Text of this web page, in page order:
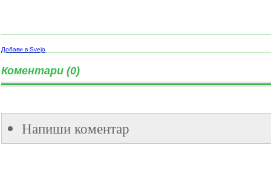
Добави в Svejo
Коментари (0)
Напиши коментар